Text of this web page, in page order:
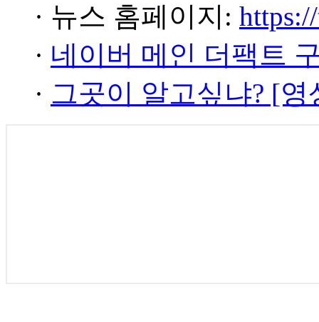
· 뉴스 홈페이지:
· 네이버 메인 더팩트
· 그곳이 알고싶냐? [